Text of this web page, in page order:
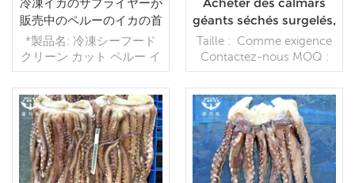
販売中のペルーのイカの首
をきれいにしました
*製品名: 冷凍シーフード
クリーン カット ペルー イ
カ首 *サイズ: 100-300g、
300-500g、500g+ *梱包
方法: 20kg/袋 *MOQ: 20
トン
続きを読む
géants séchés surgelés,
des calmars entiers,
des fruits de mer, des
prix d'usine
Taille : Comme exigence
Contactez-nous MOQ :
1*20'FCL Emballage :
10kg,12.5kg,15kg Vitrage :
comme condition de
paiement : AT/T, dépôt de
30 %, 70 % contre copie
de B/LB100 % L/C
irrévocable à vue
続きを読む